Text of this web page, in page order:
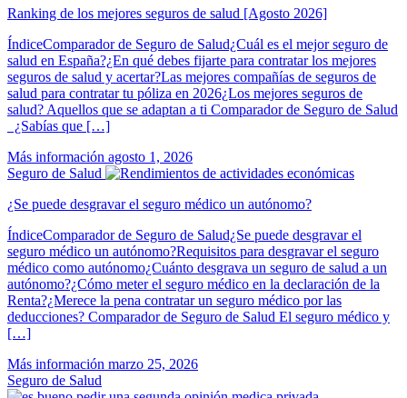
Ranking de los mejores seguros de salud [Agosto 2026]
ÍndiceComparador de Seguro de Salud¿Cuál es el mejor seguro de
salud en España?¿En qué debes fijarte para contratar los mejores
seguros de salud y acertar?Las mejores compañías de seguros de
salud para contratar tu póliza en 2026¿Los mejores seguros de
salud? Aquellos que se adaptan a ti Comparador de Seguro de Salud
¿Sabías que […]
Más información agosto 1, 2026
Seguro de Salud
¿Se puede desgravar el seguro médico un autónomo?
ÍndiceComparador de Seguro de Salud¿Se puede desgravar el
seguro médico un autónomo?Requisitos para desgravar el seguro
médico como autónomo¿Cuánto desgrava un seguro de salud a un
autónomo?¿Cómo meter el seguro médico en la declaración de la
Renta?¿Merece la pena contratar un seguro médico por las
deducciones? Comparador de Seguro de Salud El seguro médico y
[…]
Más información marzo 25, 2026
Seguro de Salud